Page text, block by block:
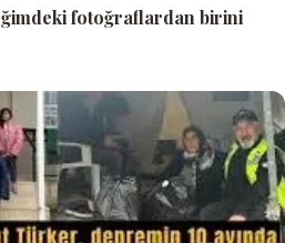
fotoğraflardan birini